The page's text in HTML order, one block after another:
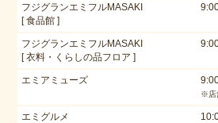
フジグランエミフルMASAKI
[ 食品館 ]
フジグランエミフルMASAKI
[ 衣料・くらしの品フロア ]
エミアミューズ
※店
エミグルメ